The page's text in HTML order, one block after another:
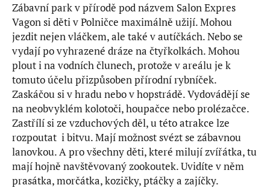
Zábavní park v přírodě pod názvem Salon Expres
Vagon si děti v Polničce maximálně užijí. Mohou
jezdit nejen vláčkem, ale také v autíčkách. Nebo se
vydají po vyhrazené dráze na čtyřkolkách. Mohou
plout i na vodních člunech, protože v areálu je k
tomuto účelu přizpůsoben přírodní rybníček.
Zaskáčou si v hradu nebo v hopstrádě. Vydovádějí se
na neobvyklém kolotoči, houpačce nebo prolézačce.
Zastřílí si ze vzduchových děl, u této atrakce lze
rozpoutat i bitvu. Mají možnost svézt se zábavnou
lanovkou. A pro všechny děti, které milují zvířátka, tu
mají hojně navštěvovaný zookoutek. Uvidíte v něm
prasátka, morčátka, kozičky, ptáčky a zajíčky.